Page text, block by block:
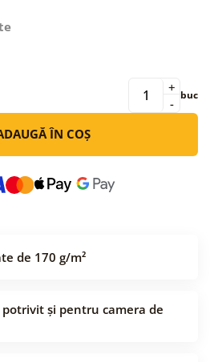
-
+ buc
ÎN COȘ
de 170 g/m²
potrivit și pentru camera de